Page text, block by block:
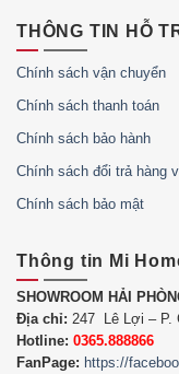
THÔNG TIN HỖ
Chính sách vận chuyển
Chính sách thanh toán
Chính sách bảo hành
Chính sách đổi trả hàng
Chính sách bảo mật
Thông tin Mi
SHOWROOM HẢI
Địa chỉ: 247 Lê Lợi – P.
Hotline: 0365.888866
FanPage: https://